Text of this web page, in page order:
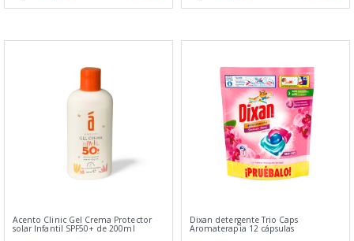
Acento Clinic Gel Crema Protector
solar Infantil SPF50+ de 200ml
Dixan detergente Trio Caps
Aromaterapia 12 cápsulas